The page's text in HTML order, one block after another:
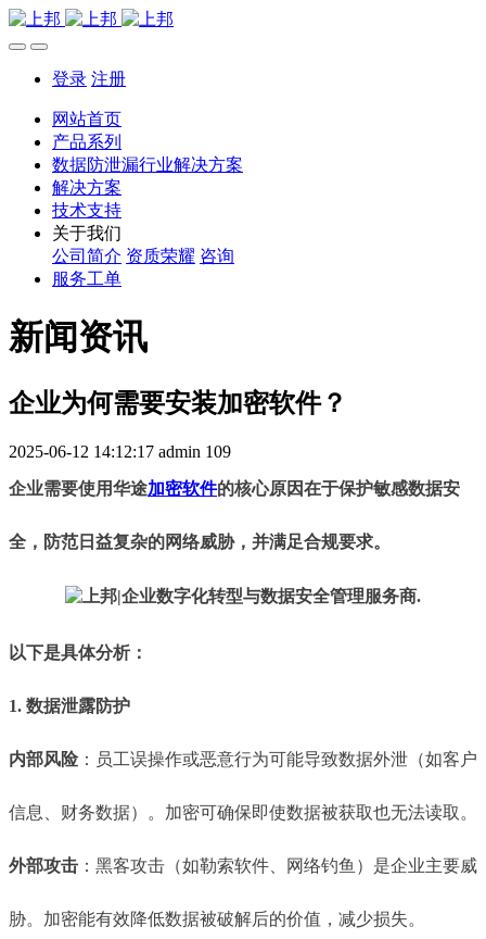
登录 注册
网站首页
产品系列
数据防泄漏行业解决方案
解决方案
技术支持
关于我们
公司简介 资质荣耀 咨询
服务工单
新闻资讯
企业为何需要安装加密软件？
2025-06-12 14:12:17 admin 109
企业需要使用华途加密软件的核心原因在于保护敏感数据安
全，防范日益复杂的网络威胁，并满足合规要求。
以下是具体分析：
1. 数据泄露防护
内部风险：员工误操作或恶意行为可能导致数据外泄（如客户
信息、财务数据）。加密可确保即使数据被获取也无法读取。
外部攻击 ：黑客攻击（如勒索软件、网络钓鱼）是企业主要威
胁。加密能有效降低数据被破解后的价值，减少损失。